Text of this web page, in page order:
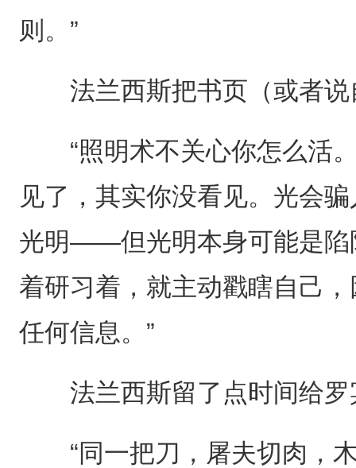
则。”
法兰西斯把书页（或者说
“照明术不关心你怎么活。
见了，其实你没看见。光会
光明——但光明本身可能是陷
着研习着，就主动戳瞎自己
任何信息。”
法兰西斯留了点时间给罗
“同一把刀，屠夫切肉，木